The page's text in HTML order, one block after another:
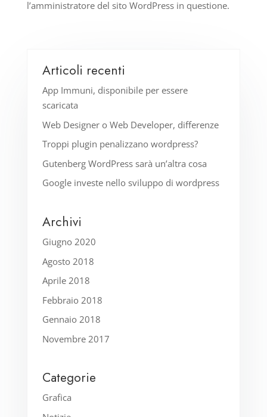
l’amministratore del sito WordPress in questione.
Articoli recenti
App Immuni, disponibile per essere
scaricata
Web Designer o Web Developer, differenze
Troppi plugin penalizzano wordpress?
Gutenberg WordPress sarà un’altra cosa
Google investe nello sviluppo di wordpress
Archivi
Giugno 2020
Agosto 2018
Aprile 2018
Febbraio 2018
Gennaio 2018
Novembre 2017
Categorie
Grafica